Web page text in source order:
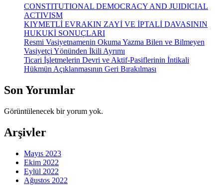
CONSTITUTIONAL DEMOCRACY AND JUIDICIAL
ACTIVISM
KIYMETLİ EVRAKIN ZAYİ VE İPTALİ DAVASININ
HUKUKİ SONUÇLARI
Resmi Vasiyetnamenin Okuma Yazma Bilen ve Bilmeyen
Vasiyetçi Yönünden İkili Ayrımı
Ticari İşletmelerin Devri ve Aktif-Pasiflerinin İntikali
Hükmün Açıklanmasının Geri Bırakılması
Son Yorumlar
Görüntülenecek bir yorum yok.
Arşivler
Mayıs 2023
Ekim 2022
Eylül 2022
Ağustos 2022